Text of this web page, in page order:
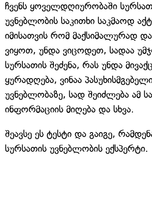
ჩვენს ყოველდღიურობაში
უვნებლობის საკითხი საკმაოდ
იმისათვის რომ მაქსიმალურად
ვიყოთ, უნდა ვიცოდეთ, სადაა
სურსათის შეძენა, რას უნდა
ყურადღება, ვინაა
უვნებლობაზე, სად შეიძლება ამ
ინფორმაციის მიღება და სხვა.
შეავსე ეს ტესტი და გაიგე,
სურსათის უვნებლობის ექსპერტი.